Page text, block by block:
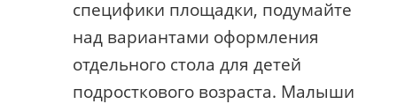
специфики площадки, подумайте
над вариантами оформления
отдельного стола для детей
подросткового возраста. Малыши